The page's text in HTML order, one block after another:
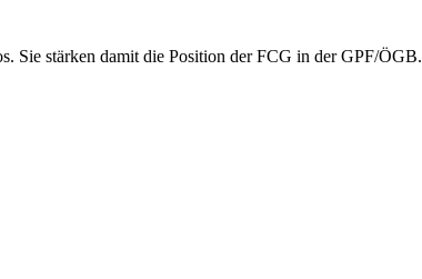
Sie stärken damit die Position der FCG in der GPF/ÖGB.